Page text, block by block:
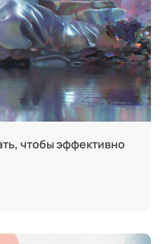
чтобы эффективно